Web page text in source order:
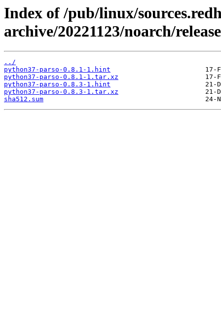
Index of /pub/linux/
archive/20221123/noarch/
../
python37-parso-0.8.1-1.hint
python37-parso-0.8.1-1.tar.xz
python37-parso-0.8.3-1.hint
python37-parso-0.8.3-1.tar.xz
sha512.sum